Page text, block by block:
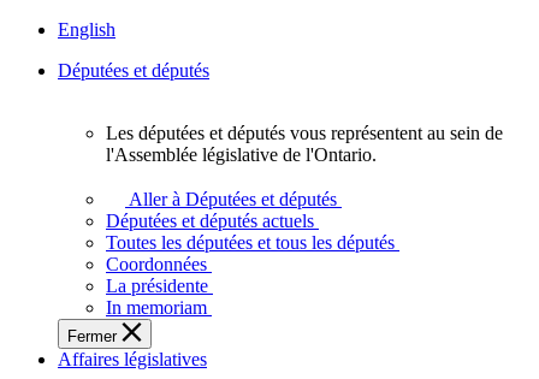
English
Députées et députés
députés
vous
représentent
sein
de
l'Assemblée
législative
Les députées et députés vous représentent au sein de
l'Assemblée législative de l'Ontario.
Aller à Députées et députés
Députées et députés actuels
Toutes les députées et tous les députés
Coordonnées
La présidente
In memoriam
Fermer
Affaires législatives